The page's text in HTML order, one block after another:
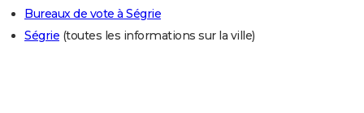
Art de vivre
Bien-être
Loisirs
Mode
Modes de vie
Bureaux de vote à Ségrie
Ségrie (toutes les informations sur la ville)